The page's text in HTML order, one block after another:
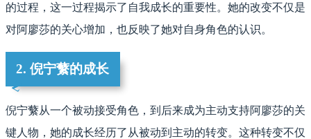
的过程，这一过程揭示了自我成长的重要性。她的改变不仅是
对阿廖莎的关心增加，也反映了她对自身角色的认识。
2. 倪宁蘩的成长
倪宁蘩从一个被动接受角色，到后来成为主动支持阿廖莎的关
键人物，她的成长经历了从被动到主动的转变。这种转变不仅